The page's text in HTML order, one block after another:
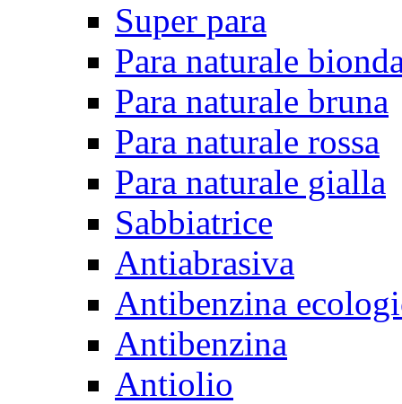
Super para
Para naturale
Para naturale bruna
Para naturale rossa
Para naturale gialla
Sabbiatrice
Antiabrasiva
Antibenzina
Antibenzina
Antiolio